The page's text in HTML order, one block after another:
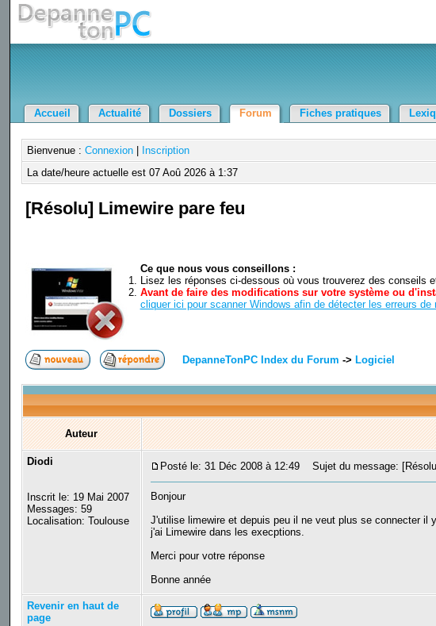
Accueil Actualité Dossiers Forum Fiches pratiques
Bienvenue : Connexion|
Inscription
La date/heure actuelle est 07 Aoû 2026 à 1:37
[Résolu] Limewire pare feu
Ce que nous vous conseillons :
Lisez les réponses ci-dessous où vous trouverez des conseils
Avant de faire des modifications sur votre système ou
cliquer ici pour scanner Windows afin de détecter les erreurs de
DepanneTonPC Index du Forum -> Logiciel
Auteur
Diodi
Inscrit le: 19 Mai 2007
Messages: 59
Localisation: Toulouse
Posté le: 31 Déc 2008 à 12:49 Sujet du message:
Bonjour
J'utilise limewire et depuis peu il ne veut plus se connecter il
j'ai Limewire dans les execptions.
Merci pour votre réponse
Bonne année
Revenir en haut de
page